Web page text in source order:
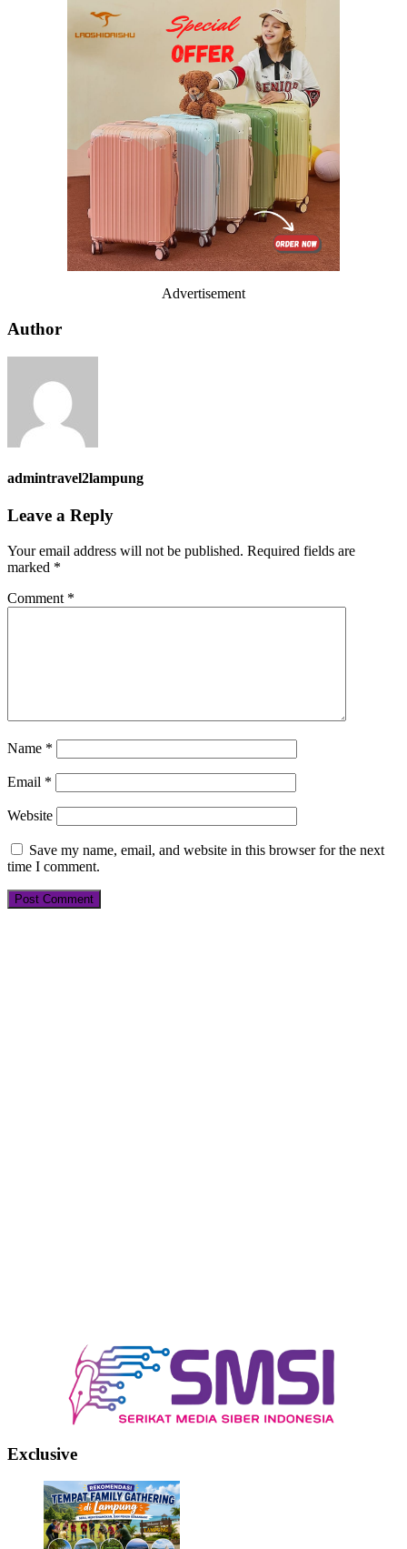
Advertisement
Author
admintravel2lampung
Leave a Reply
Your email address will not be published. Required fields are
marked *
Comment *
Name *
Email *
Website
Save my name, email, and website in this browser for the next
time I comment.
Exclusive